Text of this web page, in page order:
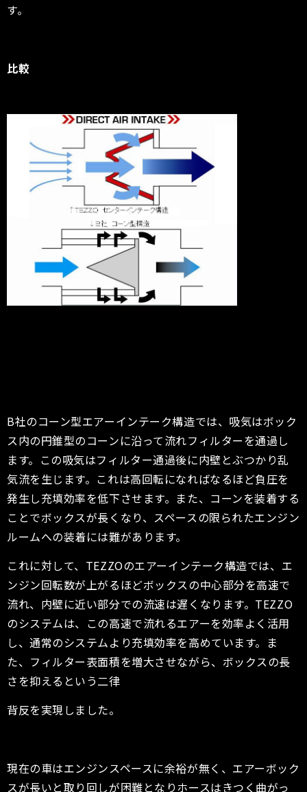
す。
比較
B社のコーン型エアーインテーク構造では、吸気はボック
ス内の円錐型のコーンに沿って流れフィルターを通過し
ます。この吸気はフィルター通過後に内壁とぶつかり乱
気流を生じます。これは高回転になればなるほど負圧を
発生し充填効率を低下させます。また、コーンを装着する
ことでボックスが長くなり、スペースの限られたエンジン
ルームへの装着には難があります。
これに対して、TEZZOのエアーインテーク構造では、エ
ンジン回転数が上がるほどボックスの中心部分を高速で
流れ、内壁に近い部分での流速は遅くなります。TEZZO
のシステムは、この高速で流れるエアーを効率よく活用
し、通常のシステムより充填効率を高めています。ま
た、フィルター表面積を増大させながら、ボックスの長
さを抑えるという二律
背反を実現しました。
現在の車はエンジンスペースに余裕が無く、エアーボック
スが長いと取り回しが困難となりホースはきつく曲がっ